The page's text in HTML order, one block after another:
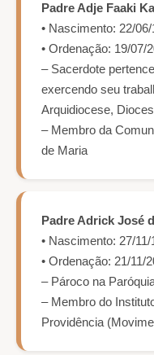
Padre Adje Faaki
• Nascimento: 22/06/
• Ordenação: 19/07/
– Sacerdote
exercendo seu
Arquidiocese,
– Membro da
de Maria
Padre Adrick José
• Nascimento: 27/11/
• Ordenação: 21/11/
– Pároco na
– Membro do
Providência